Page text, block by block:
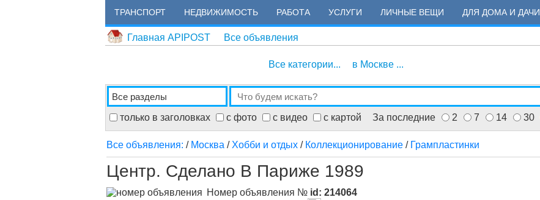
ТРАНСПОРТ НЕДВИЖИМОСТЬ РАБОТА УСЛУГИ ЛИЧНЫЕ ВЕЩИ ДЛЯ ДОМА И ДАЧИ
Главная APIPOST Все объявления
Все категории... в Москве ...
только в заголовках с фото с видео с картой За последние 2 7 14 30
Все объявления: / Москва / Хобби и отдых / Коллекционирование / Грампластинки
Центр. Сделано В Париже 1989
Номер объявления № id: 214064